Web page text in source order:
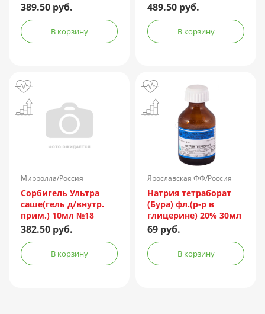
389.50 руб.
В корзину
489.50 руб.
В корзину
Мирролла/Россия
Сорбигель Ультра
саше(гель д/внутр.
прим.) 10мл №18
382.50 руб.
В корзину
Ярославская ФФ/Россия
Натрия тетраборат
(Бура) фл.(р-р в
глицерине) 20% 30мл
69 руб.
В корзину